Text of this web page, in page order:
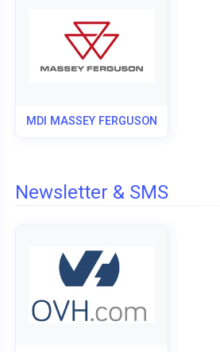
MDI MASSEY FERGUSON
Newsletter & SMS